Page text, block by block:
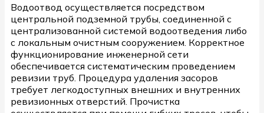
Водоотвод осуществляется посредством
центральной подземной трубы, соединенной с
централизованной системой водоотведения либо
с локальным очистным сооружением. Корректное
функционирование инженерной сети
обеспечивается систематическим проведением
ревизии труб. Процедура удаления засоров
требует легкодоступных внешних и внутренних
ревизионных отверстий. Прочистка